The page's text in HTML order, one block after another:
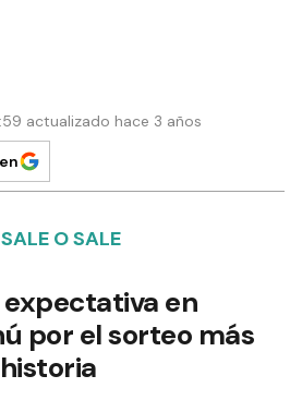
actualizado hace 3 años
O SALE
expectativa en
por el sorteo más